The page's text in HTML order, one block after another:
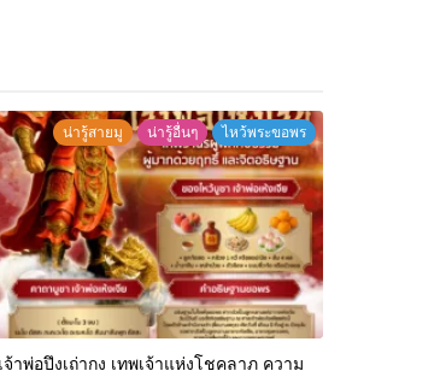
น่ารู้สายมู น่ารู้อื่นๆ ไหว้พระขอพร
เจ้าพ่อปึงเถ่ากง เทพเจ้าแห่งโชคลาภ ความ